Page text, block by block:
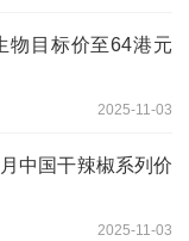
物目标价至64港元
2025-11-03
中国干辣椒系列价
2025-11-03